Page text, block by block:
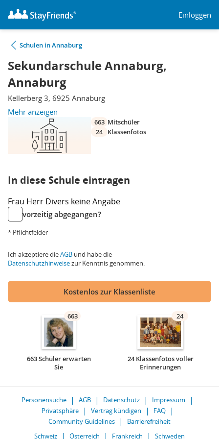
Einloggen
Schulen in Annaburg
Sekundarschule Annaburg,
Annaburg
Kellerberg 3, 6925 Annaburg
Mehr anzeigen
663 Mitschüler
24
Klassenfotos
In diese Schule eintragen
Frau Herr Divers keine Angabe
vorzeitig abgegangen?
* Pflichtfelder
Ich akzeptiere dieAGB und habe die
Datenschutzhinweisezur Kenntnis genommen.
Kostenlos zur Klassenliste
663
663 Schüler erwarten
Sie
24
24 Klassenfotos voller
Erinnerungen
Personensuche AGB Datenschutz
Impressum
Privatsphäre
Vertrag kündigen
FAQ
Community Guidelines
Barrierefreiheit
Schweiz
Österreich Frankreich Schweden